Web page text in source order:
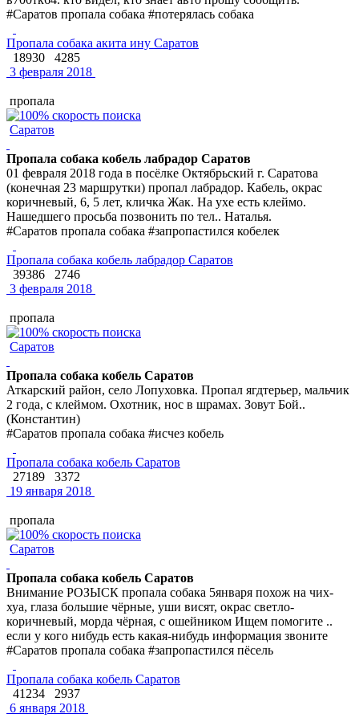
#Саратов пропала собака #потерялась собака
Пропала собака акита ину Саратов
18930
4285
3 февраля 2018
пропала
Саратов
Пропала собака кобель лабрадор Саратов
01 февраля 2018 года в посёлке Октябрьский г. Саратова
(конечная 23 маршрутки) пропал лабрадор. Кабель, окрас
коричневый, 6, 5 лет, кличка Жак. На ухе есть клеймо.
Нашедшего просьба позвонить по тел.. Наталья.
#Саратов пропала собака #запропастился кобелек
Пропала собака кобель лабрадор Саратов
39386
2746
3 февраля 2018
пропала
Саратов
Пропала собака кобель Саратов
Аткарский район, село Лопуховка. Пропал ягдтерьер, мальчик
2 года, с клеймом. Охотник, нос в шрамах. Зовут Бой..
(Константин)
#Саратов пропала собака #исчез кобель
Пропала собака кобель Саратов
27189
3372
19 января 2018
пропала
Саратов
Пропала собака кобель Саратов
Внимание РОЗЫСК пропала собака 5января похож на чих-
хуа, глаза большие чёрные, уши висят, окрас светло-
коричневый, морда чёрная, с ошейником Ищем помогите ..
если у кого нибудь есть какая-нибудь информация звоните
#Саратов пропала собака #запропастился пёсель
Пропала собака кобель Саратов
41234
2937
6 января 2018